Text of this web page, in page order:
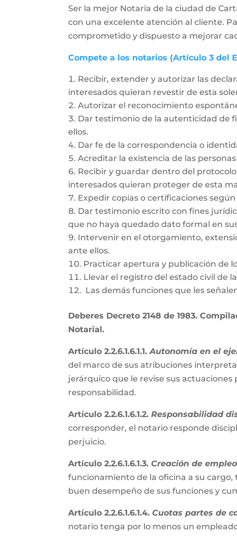
Ser la mejor Notaria de la ciudad de
con una excelente atención al cliente.
comprometido y dispuesto a mejorar
Compete a los notarios (Artículo 3 del
Recibir, extender y autorizar las
interesados quieran revestir de esta
Autorizar el reconocimiento
Dar testimonio de la autenticidad de
ellos.
Dar fe de la correspondencia o
Acreditar la existencia de las
Recibir y guardar dentro del
interesados quieran proteger de esta
Expedir copias o certificaciones
Dar testimonio escrito con fines
que no haya quedado dato formal en
Intervenir en el otorgamiento,
ante ellos.
Practicar apertura y publicación de
Llevar el registro del estado civil de
Las demás funciones que les
Deberes Decreto 2148 de 1983.
Notarial.
Artículo 2.2.6.1.6.1.1.Autonomía en el
del marco de sus atribuciones
jerárquico que le revise sus
responsabilidad.
Artículo 2.2.6.1.6.1.2. Responsabilidad
corresponder, el notario responde
perjuicio.
Artículo 2.2.6.1.6.1.3.Creación de
funcionamiento de la oficina a su cargo,
buen desempeño de sus funciones y
Artículo 2.2.6.1.6.1.4.Cuotas partes de
notario tenga por lo menos un